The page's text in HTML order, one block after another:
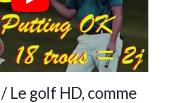
Le golf HD, comme